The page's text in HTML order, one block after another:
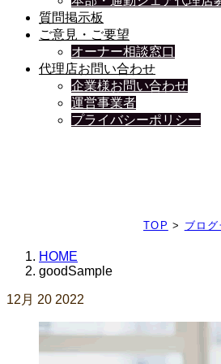
質問掲示板
ご意見・ご要望
オーナー相談窓口
代理店お問い合わせ
企業様お問い合わせ
運営事業者
プライバシーポリシー
TOP > ブログ
HOME
goodSample
12月 20 2022